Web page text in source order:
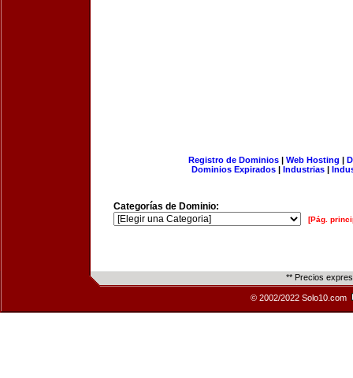
Registro de Dominios| Web Hosting |
Dominios Expirados | Industrias |
Categorías de Dominio:
[Pág.
** Precios
© 2002/2022 Solo10.com